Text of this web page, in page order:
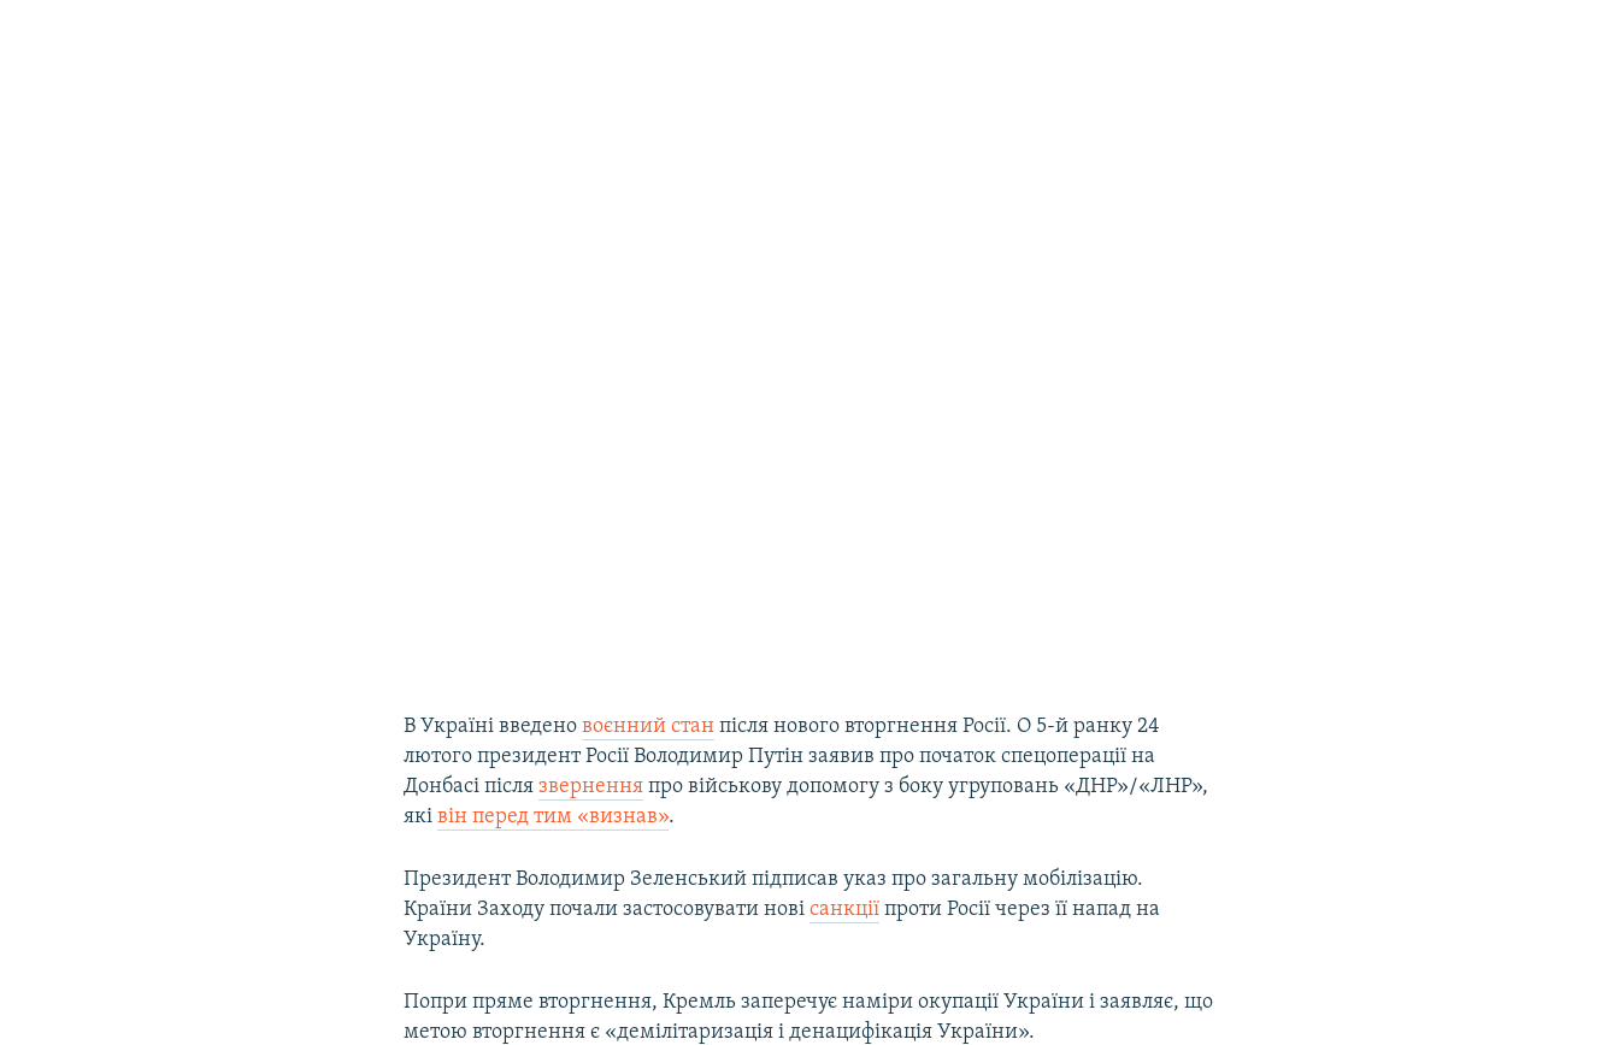
В Україні введеновоєнний стан після нового вторгнення Росії. О 5-й ранку 24
лютого президент Росії Володимир Путін заявив про початок спецоперації на
Донбасі післязвернення про військову допомогу з боку угруповань «ДНР»/«ЛНР»,
яківін перед тим «визнав».
Президент Володимир Зеленський підписав указ про загальну мобілізацію.
Країни Заходу почали застосовувати новісанкції проти Росії через її напад на
Україну.
Попри пряме вторгнення, Кремль заперечує наміри окупації України і заявляє, що
метою вторгнення є «демілітаризація і денацифікація України».